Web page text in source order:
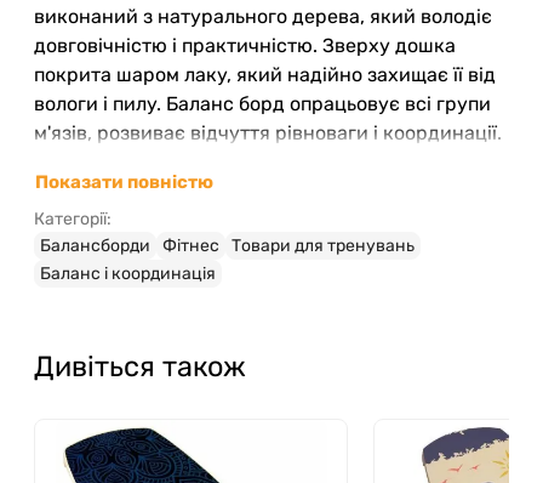
виконаний з натурального дерева, який володіє
довговічністю і практичністю. Зверху дошка
покрита шаром лаку, який надійно захищає її від
вологи і пилу. Баланс борд опрацьовує всі групи
м'язів, розвиває відчуття рівноваги і координації.
концентруватися на завданні, зробить
витривалим і сильним.
Особливості дитячого борда
Не токсичний
Безпечний у використанні
без скалок
Для всіх діток від 3-х років
Показати повністю
Категорії:
Балансборди
Фітнес
Товари для тренувань
Баланс і координація
Дивіться також